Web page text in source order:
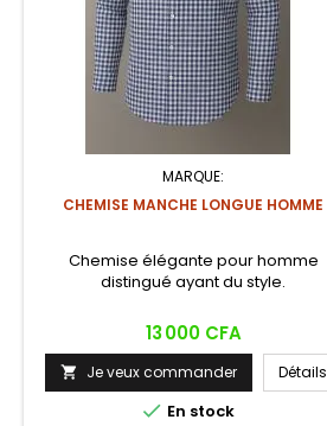
MARQUE:
CHEMISE MANCHE LONGUE HOMME
Chemise élégante pour homme
distingué ayant du style.
Prix
13 000 CFA
 Je veux commander Détails
 En stock